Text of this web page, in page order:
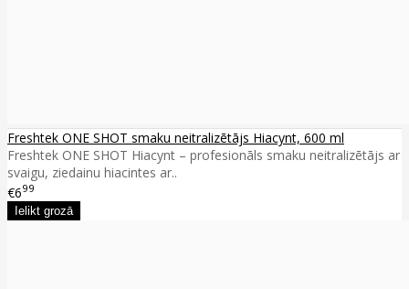
Freshtek ONE SHOT smaku neitralizētājs Hiacynt, 600 ml
Freshtek ONE SHOT Hiacynt – profesionāls smaku neitralizētājs ar
svaigu, ziedainu hiacintes ar..
€699